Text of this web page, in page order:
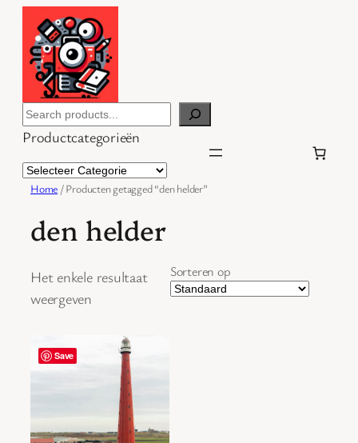
inhoud
Search
Productcategorieën
Home / Producten getagged “den helder”
den helder
Het enkele resultaat
weergeven
Sorteren op
Save